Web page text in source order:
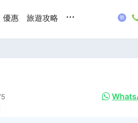
優惠 旅遊攻略 ...